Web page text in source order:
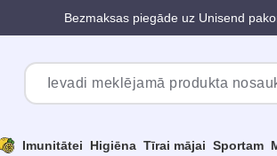
Bezmaksas piegāde uz Unisend
Imunitātei Higiēna Tīrai mājai Sportam